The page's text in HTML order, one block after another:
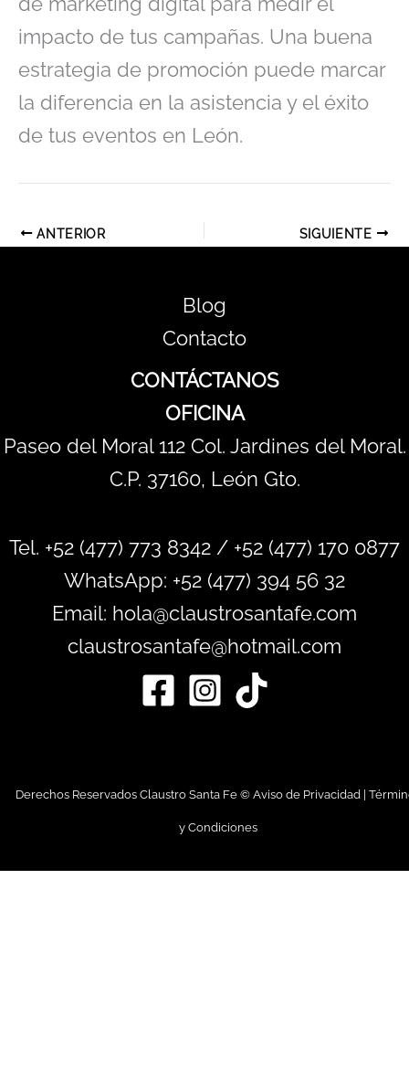
impacto de tus campañas. Una buena
estrategia de promoción puede marcar
la diferencia en la asistencia y el éxito
de tus eventos en León.
ANTERIOR SIGUIENTE
Blog
Contacto
CONTÁCTANOS
OFICINA
Paseo del Moral 112 Col. Jardines del Moral.
C.P. 37160, León Gto.
Tel. +52 (477) 773 8342 / +52 (477) 170 0877
WhatsApp: +52 (477) 394 56 32
Email: hola@claustrosantafe.com
claustrosantafe@hotmail.com
Derechos Reservados Claustro Santa Fe ©Aviso de Privacidad |
y Condiciones